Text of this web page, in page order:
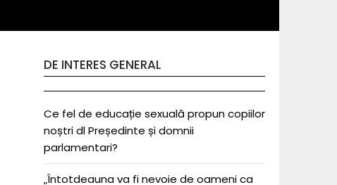
DE INTERES GENERAL
Ce fel de educație sexuală propun copiilor
noștri dl Președinte și domnii
parlamentari?
„Întotdeauna va fi nevoie de oameni ca